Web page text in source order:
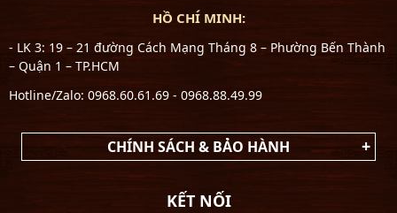
HỒ CHÍ MINH:
- LK 3: 19 – 21 đường Cách Mạng Tháng 8 – Phường Bến Thành
– Quận 1 – TP.HCM
Hotline/Zalo: 0968.60.61.69 - 0968.88.49.99
CHÍNH SÁCH & BẢO HÀNH
KẾT NỐI